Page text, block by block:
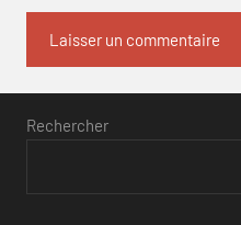
Rechercher